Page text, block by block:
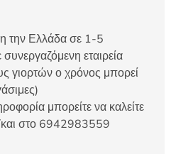
την Ελλάδα σε 1-5
εταιρεία
γιορτών ο χρόνος μπορεί
μπορείτε να καλείτε
στο 6942983559